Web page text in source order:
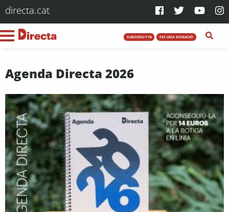
directa.cat
SUBSCRIU-T'HI FES UNA DONACIÓ
Agenda Directa 2026